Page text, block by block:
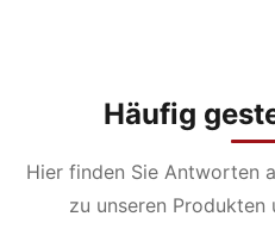
Häufig
Hier finden Sie Antworten
zu unseren Produkten